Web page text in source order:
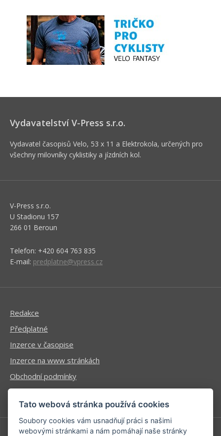
Vydavatelství V-Press s.r.o.
Vydavatel časopisů Velo, 53 x 11 a Elektrokola, určených pro
všechny milovníky cyklistiky a jízdních kol.
V-Press s.r.o.
U Stadionu 157
266 01 Beroun
Telefon: +420 604 763 835
E-mail: predplatne@vpress.cz
Redakce
Předplatné
Inzerce v časopise
Inzerce na www stránkách
Obchodní podmínky
Ochrana osobních údajů
Tato webová stránka používá cookies
Soubory cookies vám usnadňují práci s našimi
webovými stránkami a nám pomáhají naše stránky